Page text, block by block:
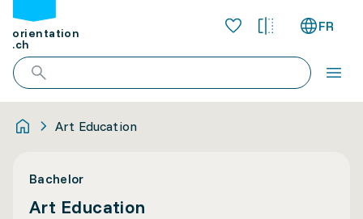
orientation
.ch
FR
Art Education
Bachelor
Art Education